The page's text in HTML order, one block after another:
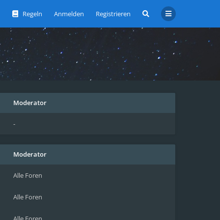
Regeln Anmelden Registrieren
Moderator
-
Moderator
Alle Foren
Alle Foren